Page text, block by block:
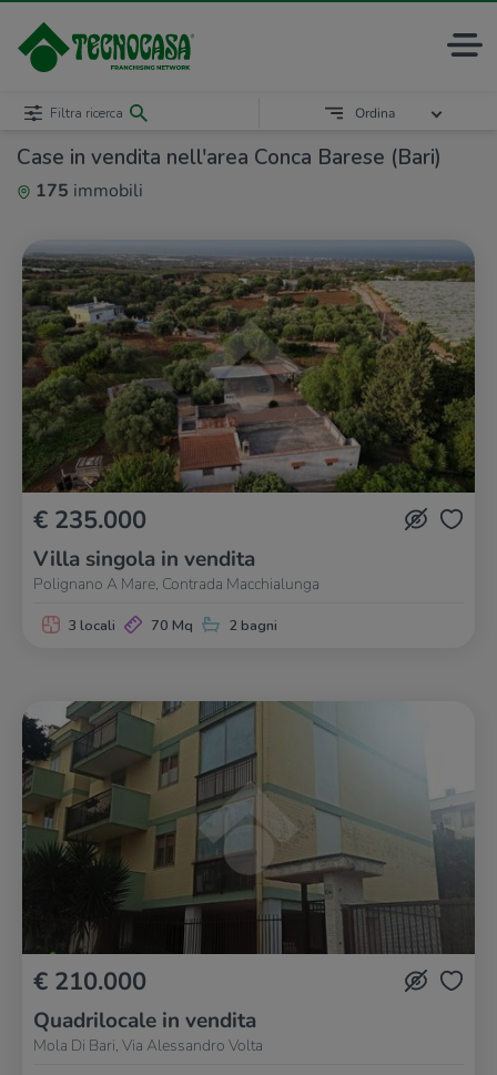
Case in vendita nell'area Conca Barese (Bari)
175 immobili
Filtra ricerca Ordina
€ 235.000
Villa singola in vendita
Polignano A Mare, Contrada Macchialunga
3 locali 70 Mq 2 bagni
€ 210.000
Quadrilocale in vendita
Mola Di Bari, Via Alessandro Volta